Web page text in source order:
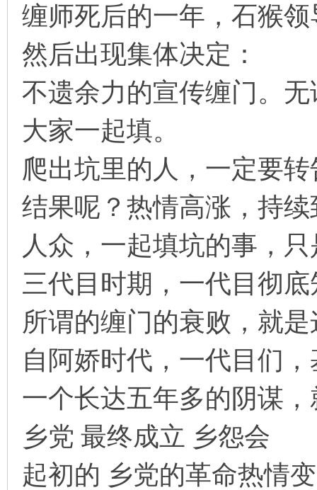
缠师死后的一年，石猴
然后出现集体决定：
不遗余力的宣传缠门。
大家一起填。
爬出坑里的人，一定要
结果呢？热情高涨，持
人众，一起填坑的事，
三代目时期，一代目彻
所谓的缠门的衰败，就
自阿娇时代，一代目们
一个长达五年多的阴谋
乡党 最终成立 乡怨会
起初的 乡党的革命热情